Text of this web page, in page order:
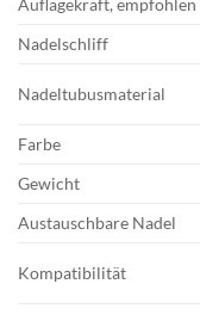
Auflagekraft, empfohlen
Nadelschliff
Nadeltubusmaterial
Farbe
Gewicht
Austauschbare Nadel
Kompatibilität